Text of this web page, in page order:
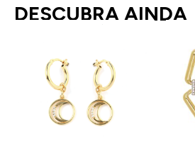
DESCUBRA AINDA